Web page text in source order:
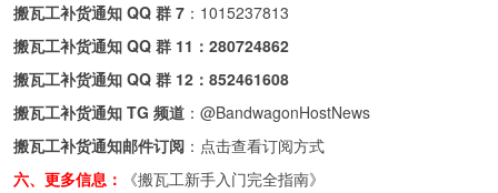
搬瓦工补货通知 QQ 群 7 ： 1015237813
搬瓦工补货通知 QQ 群 11： 280724862
搬瓦工补货通知 QQ 群 12： 852461608
搬瓦工补货通知 TG 频道 ： @BandwagonHostNews
搬瓦工补货通知邮件订阅 ： 点击查看订阅方式
六、更多信息：
《搬瓦工新手入门完全指南》